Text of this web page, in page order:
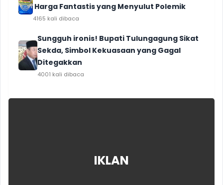
Harga Fantastis yang Menyulut Polemik
4165 kali dibaca
Sungguh ironis! Bupati Tulungagung Sikat
Sekda, Simbol Kekuasaan yang Gagal
Ditegakkan
4001 kali dibaca
IKLAN